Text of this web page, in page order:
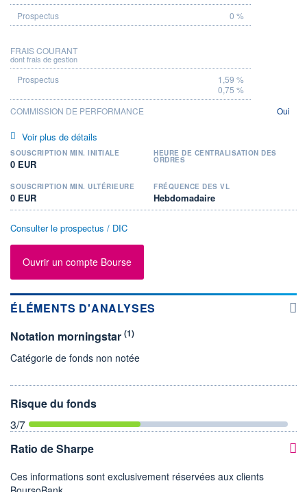
0 %
FRAIS COURANT
dont frais de gestion
1,59 %
0,75 %
COMMISSION DE PERFORMANCE
Oui
Voir plus de détails
SOUSCRIPTION MIN. INITIALE
0 EUR
HEURE DE CENTRALISATION DES
ORDRES
SOUSCRIPTION MIN. ULTÉRIEURE
0 EUR
FRÉQUENCE DES VL
Hebdomadaire
Consulter le prospectus / DIC
Ouvrir un compte Bourse
ÉLÉMENTS D'ANALYSES
Notation morningstar (1)
Catégorie de fonds non notée
Risque du fonds
3/7
Ratio de Sharpe
Ces informations sont exclusivement réservées aux clients